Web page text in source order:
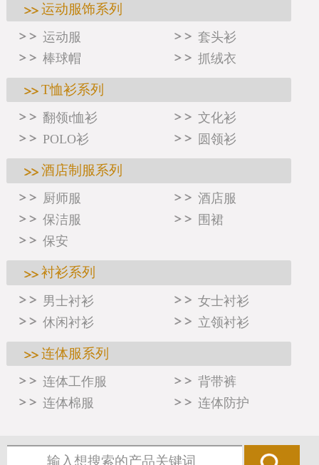
运动服饰系列
运动服
套头衫
棒球帽
抓绒衣
T恤衫系列
翻领t恤衫
文化衫
POLO衫
圆领衫
酒店制服系列
厨师服
酒店服
保洁服
围裙
保安
衬衫系列
男士衬衫
女士衬衫
休闲衬衫
立领衬衫
连体服系列
连体工作服
背带裤
连体棉服
连体防护